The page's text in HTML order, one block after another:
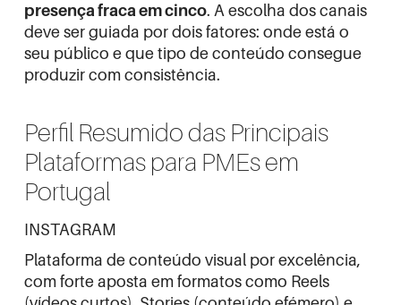
presença fraca em cinco. A escolha dos canais
deve ser guiada por dois fatores: onde está o
seu público e que tipo de conteúdo consegue
produzir com consistência.
Perfil Resumido das Principais
Plataformas para PMEs em
Portugal
INSTAGRAM
Plataforma de conteúdo visual por excelência,
com forte aposta em formatos como Reels